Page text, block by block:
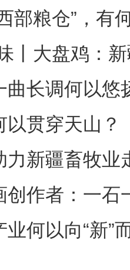
邻】韩国留学生何
部粮仓”，有
丨大盘鸡：
曲长调何以悠
以贯穿天山？
新疆畜牧业
创作者：一石
何以向“新”